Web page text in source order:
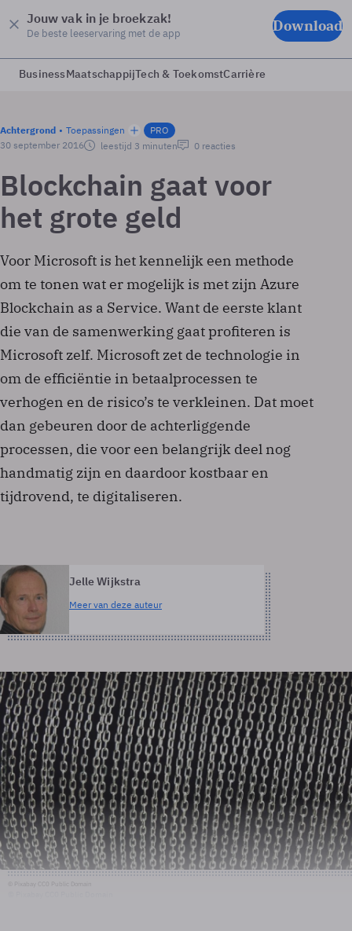
Jouw vak in je broekzak!
De beste leeservaring met de app Download
BusinessMaatschappijTech & ToekomstCarrière
Achtergrond Toepassingen
PRO
30 september 2016
leestijd 3 minuten 0 reacties
Blockchain gaat voor
het grote geld
Voor Microsoft is het kennelijk een methode
om te tonen wat er mogelijk is met zijn Azure
Blockchain as a Service. Want de eerste klant
die van de samenwerking gaat profiteren is
Microsoft zelf. Microsoft zet de technologie in
om de efficiëntie in betaalprocessen te
verhogen en de risico’s te verkleinen. Dat moet
dan gebeuren door de achterliggende
processen, die voor een belangrijk deel nog
handmatig zijn en daardoor kostbaar en
tijdrovend, te digitaliseren.
Jelle Wijkstra
Meer van deze auteur